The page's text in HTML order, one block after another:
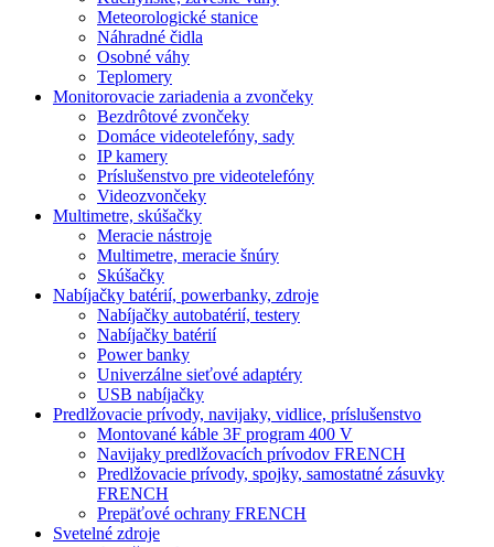
Meteorologické stanice
Náhradné čidla
Osobné váhy
Teplomery
Monitorovacie zariadenia a zvončeky
Bezdrôtové zvončeky
Domáce videotelefóny, sady
IP kamery
Príslušenstvo pre videotelefóny
Videozvončeky
Multimetre, skúšačky
Meracie nástroje
Multimetre, meracie šnúry
Skúšačky
Nabíjačky batérií, powerbanky, zdroje
Nabíjačky autobatérií, testery
Nabíjačky batérií
Power banky
Univerzálne sieťové adaptéry
USB nabíjačky
Predlžovacie prívody, navijaky, vidlice, príslušenstvo
Montované káble 3F program 400 V
Navijaky predlžovacích prívodov FRENCH
Predlžovacie prívody, spojky, samostatné zásuvky
FRENCH
Prepäťové ochrany FRENCH
Svetelné zdroje